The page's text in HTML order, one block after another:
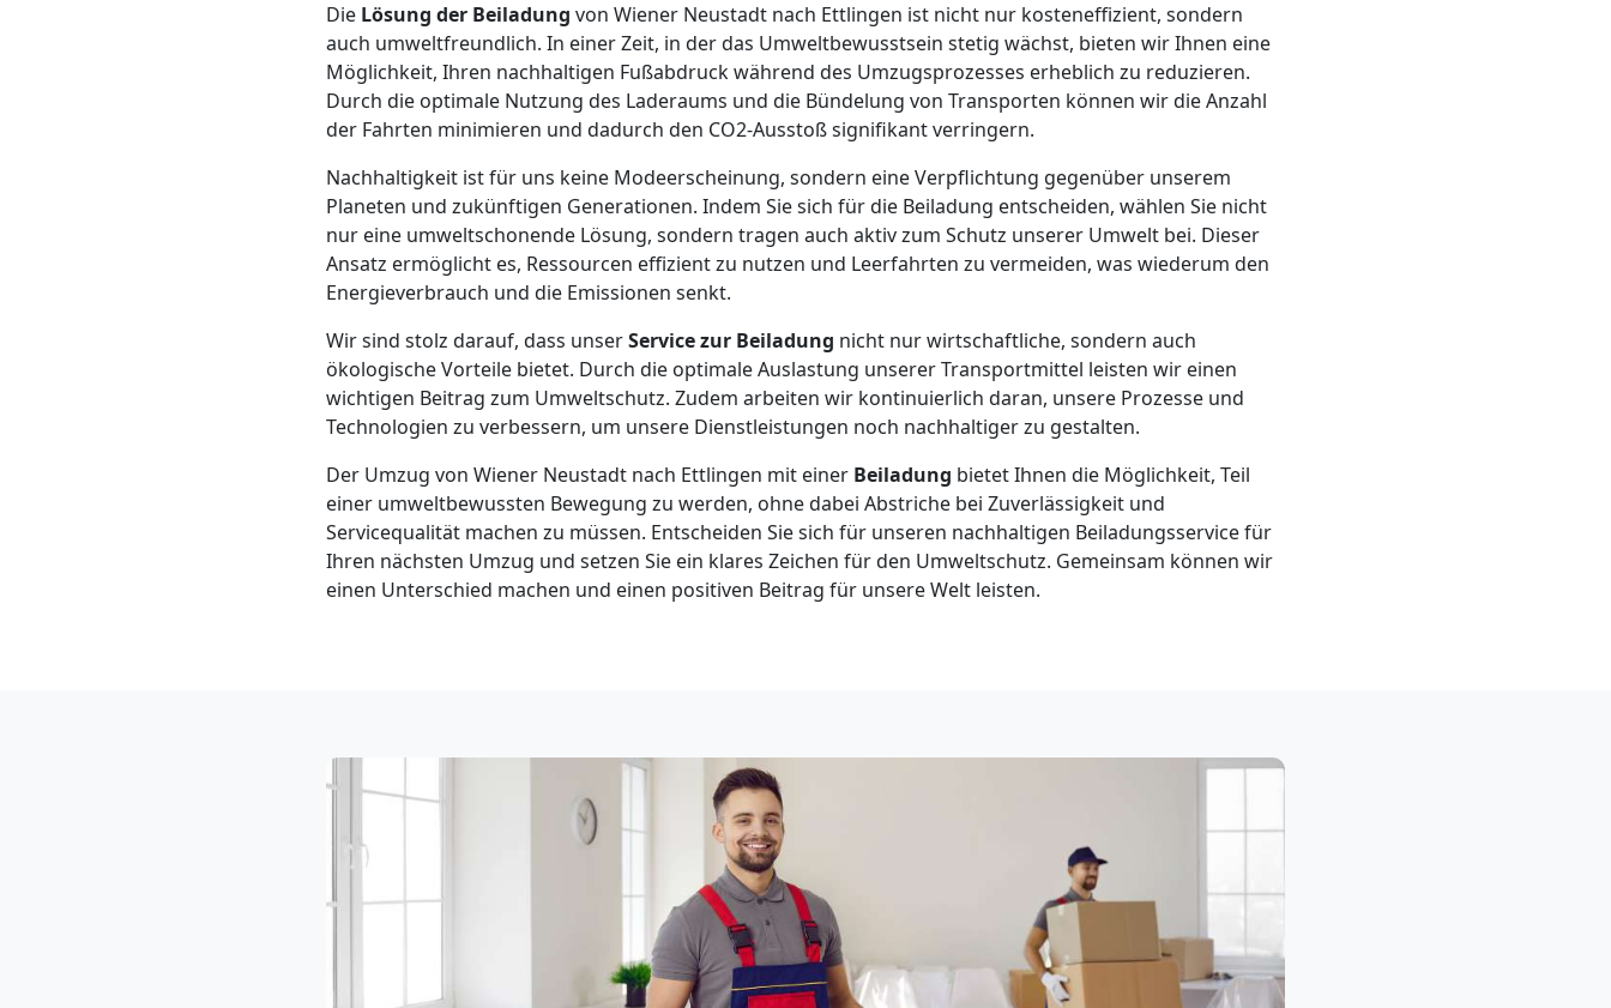
Die Lösung der Beiladung von Wiener Neustadt nach Ettlingen ist nicht nur kosteneffizient, sondern
auch umweltfreundlich. In einer Zeit, in der das Umweltbewusstsein stetig wächst, bieten wir Ihnen eine
Möglichkeit, Ihren nachhaltigen Fußabdruck während des Umzugsprozesses erheblich zu reduzieren.
Durch die optimale Nutzung des Laderaums und die Bündelung von Transporten können wir die Anzahl
der Fahrten minimieren und dadurch den CO2-Ausstoß signifikant verringern.
Nachhaltigkeit ist für uns keine Modeerscheinung, sondern eine Verpflichtung gegenüber unserem
Planeten und zukünftigen Generationen. Indem Sie sich für die Beiladung entscheiden, wählen Sie nicht
nur eine umweltschonende Lösung, sondern tragen auch aktiv zum Schutz unserer Umwelt bei. Dieser
Ansatz ermöglicht es, Ressourcen effizient zu nutzen und Leerfahrten zu vermeiden, was wiederum den
Energieverbrauch und die Emissionen senkt.
Wir sind stolz darauf, dass unserService zur Beiladung nicht nur wirtschaftliche, sondern auch
ökologische Vorteile bietet. Durch die optimale Auslastung unserer Transportmittel leisten wir einen
wichtigen Beitrag zum Umweltschutz. Zudem arbeiten wir kontinuierlich daran, unsere Prozesse und
Technologien zu verbessern, um unsere Dienstleistungen noch nachhaltiger zu gestalten.
Der Umzug von Wiener Neustadt nach Ettlingen mit einer Beiladung bietet Ihnen die Möglichkeit, Teil
einer umweltbewussten Bewegung zu werden, ohne dabei Abstriche bei Zuverlässigkeit und
Servicequalität machen zu müssen. Entscheiden Sie sich für unseren nachhaltigen Beiladungsservice für
Ihren nächsten Umzug und setzen Sie ein klares Zeichen für den Umweltschutz. Gemeinsam können wir
einen Unterschied machen und einen positiven Beitrag für unsere Welt leisten.